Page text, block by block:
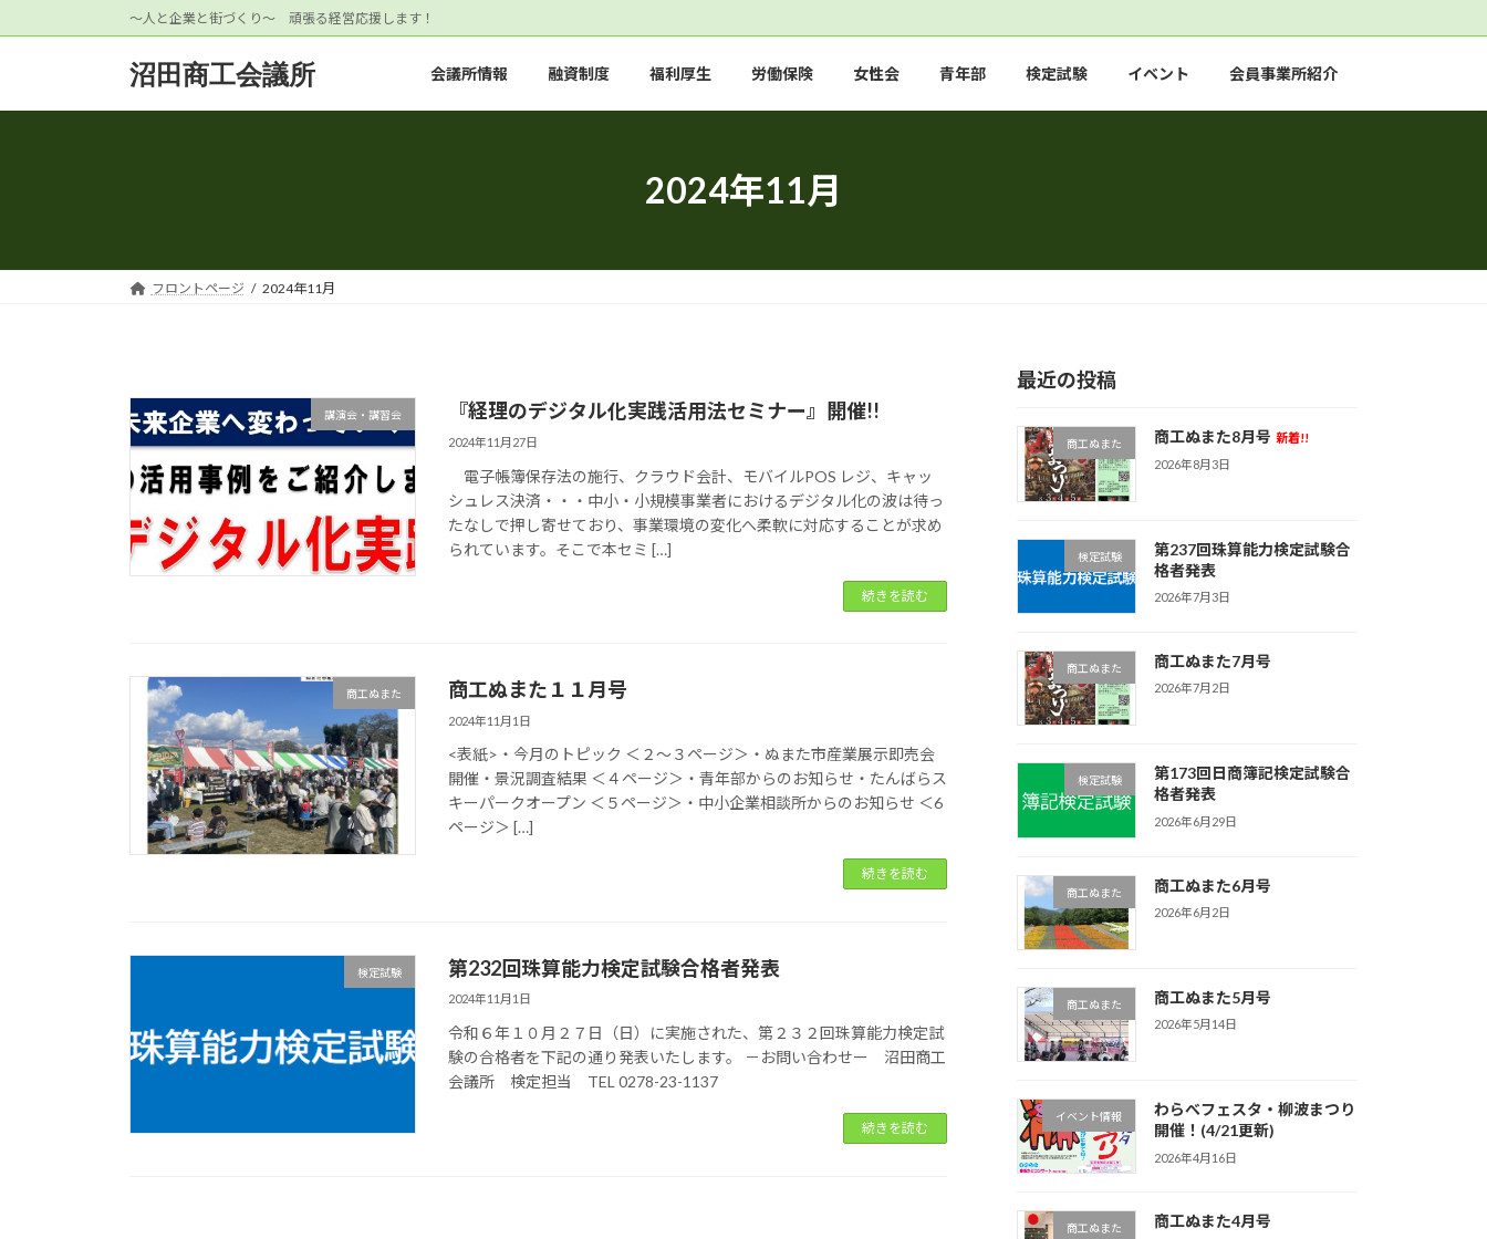
ン
ビ
～人と企業と街づくり～ 頑張る経営応援します！
沼田商工会議所 会議所情報 融資制度 福利厚生 労働保険 女性会 青年部 検定試験 イベント 会員事業所紹介
2024年11月
フロントページ 2024年11月
講演会・講習会 『経理のデジタル化実践活用法セミナー』開催!!
2024年11月27日
電子帳簿保存法の施行、クラウド会計、モバイルPOS レジ、キャッ
シュレス決済・・・中小・小規模事業者におけるデジタル化の波は待っ
たなしで押し寄せており、事業環境の変化へ柔軟に対応することが求め
られています。そこで本セミ […]
続きを読む
商工ぬまた 商工ぬまた１１月号
2024年11月1日
<表紙>・今月のトピック ＜２～３ページ＞・ぬまた市産業展示即売会
開催・景況調査結果 ＜４ページ＞・青年部からのお知らせ・たんばらス
キーパークオープン ＜５ページ＞・中小企業相談所からのお知らせ ＜6
ページ＞ […]
続きを読む
検定試験 第232回珠算能力検定試験合格者発表
2024年11月1日
令和６年１０月２７日（日）に実施された、第２３２回珠算能力検定試
験の合格者を下記の通り発表いたします。 －お問い合わせー 沼田商工
会議所 検定担当 TEL 0278-23-1137
続きを読む
最近の投稿
商工ぬまた 商工ぬまた8月号 新着!!
2026年8月3日
検定試験
第237回珠算能力検定試験合
格者発表
2026年7月3日
商工ぬまた 商工ぬまた7月号
2026年7月2日
検定試験
第173回日商簿記検定試験合
格者発表
2026年6月29日
商工ぬまた 商工ぬまた6月号
2026年6月2日
商工ぬまた 商工ぬまた5月号
2026年5月14日
イベント情報
わらべフェスタ・柳波まつり
開催！(4/21更新)
2026年4月16日
商工ぬまた 商工ぬまた4月号